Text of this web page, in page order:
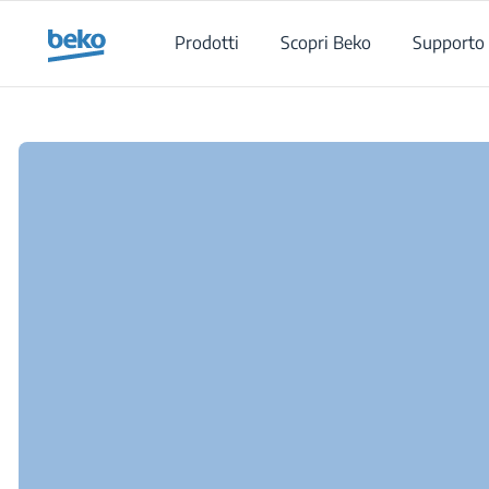
Prodotti
Scopri Beko Supporto